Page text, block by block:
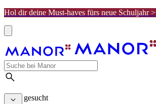
Hol dir deine Must-haves fürs neue Schuljahr >
Meist gesucht